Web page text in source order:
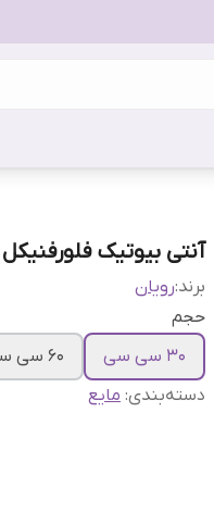
آنتی بیوتیک فلورفنیکل 10 درصد (فلوئورفن) رویان دارو
برند:رویان
حجم
۳۰ سی سی
۶۰ سی سی
دسته‌بندی: مایع